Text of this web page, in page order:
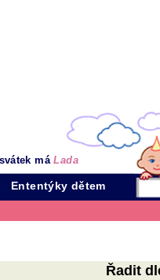
máLada
Ententýky dětem
Řadit